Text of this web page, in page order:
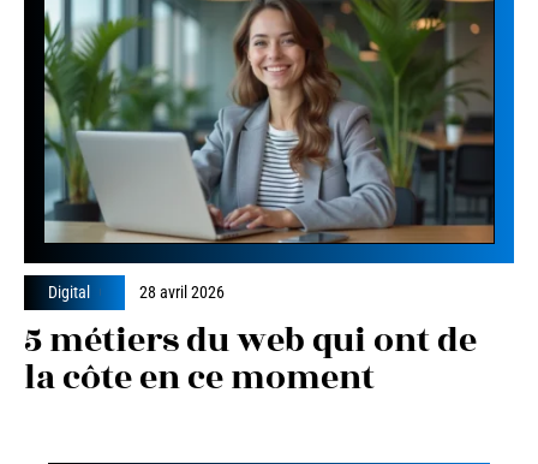
Digital 28 avril 2026
5 métiers du web qui ont de
la côte en ce moment